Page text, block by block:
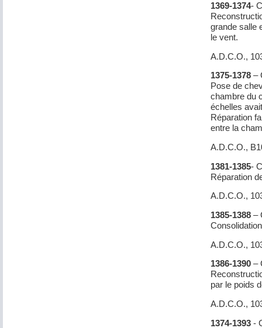
1369-1374-
grande salle
le vent.
A.D.C.O.,
1375-1378 –
Pose de
chambre du
échelles
Réparation
entre la
A.D.C.O.,
1381-1385-
Réparation
A.D.C.O.,
1385-1388 –
A.D.C.O.,
1386-1390 –
par le poids
A.D.C.O.,
1374-1393 -